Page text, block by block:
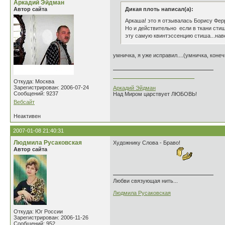
Аркадий Эйдман
Автор сайта
Откуда: Москва
Зарегистрирован: 2006-07-24
Сообщений: 9237
Вебсайт
Дикая плоть написал(а):
Аркаша! это я отзывалась Борису
Но и действительно если в ткани
эту самую квинтэссенцию
умничка, я уже исправил....(умничка,
Аркадий Эйдман
Над Миром царствует ЛЮБОВЬ!
Неактивен
2007-01-08 21:40:31
Людмила Русаковская
Автор сайта
Откуда: Юг России
Зарегистрирован: 2006-11-26
Сообщений: 952
Художнику Слова - Браво!
Любви связующая нить...
Людмила Русаковская